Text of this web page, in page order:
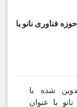
فناوری نانو با
شده با
با عنوان